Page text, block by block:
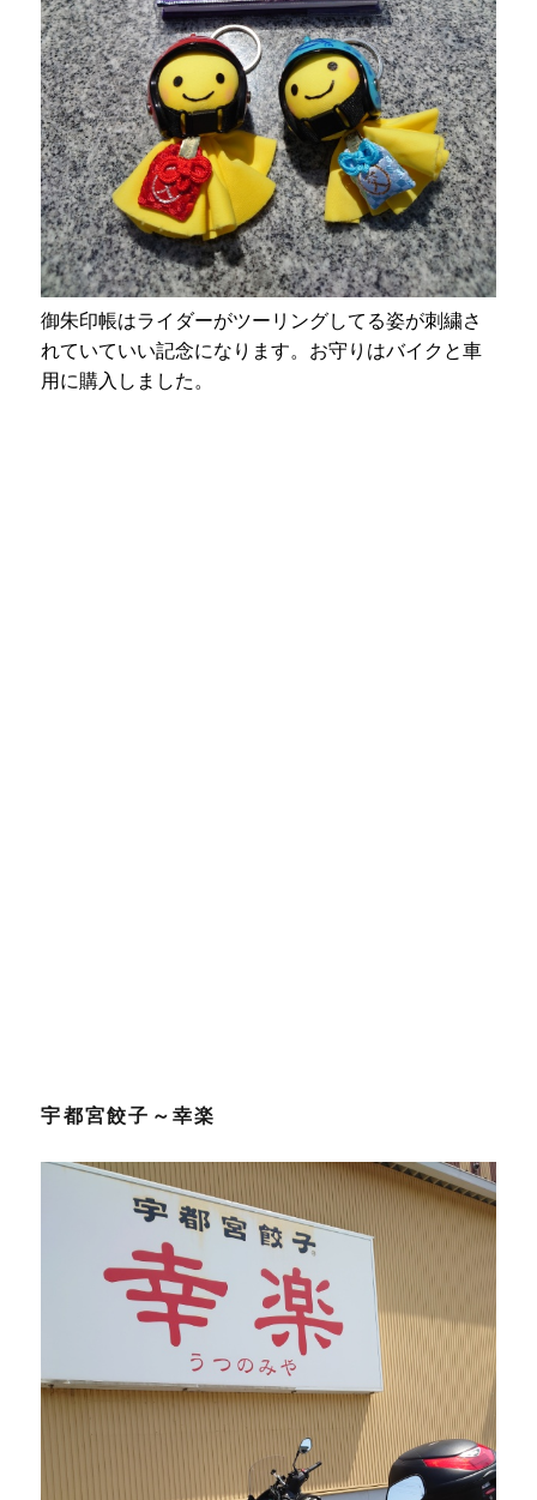
御朱印帳はライダーがツーリングしてる姿が刺繍さ
れていていい記念になります。お守りはバイクと車
用に購入しました。
宇都宮餃子～幸楽